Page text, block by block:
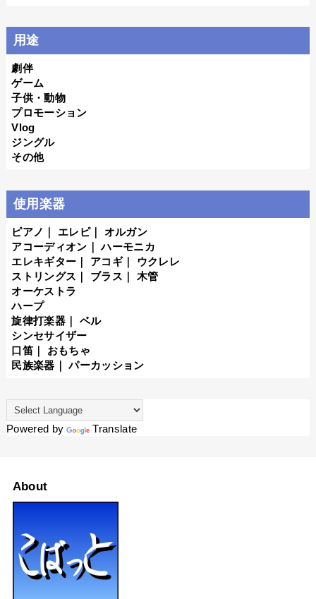
用途
劇伴
ゲーム
子供・動物
プロモーション
Vlog
ジングル
その他
使用楽器
ピアノ ｜ エレピ｜ オルガン
アコーディオン ｜ハーモニカ
エレキギター ｜ アコギ｜ ウクレレ
ストリングス ｜ ブラス ｜ 木管
オーケストラ
ハープ
旋律打楽器 ｜ ベル
シンセサイザー
口笛 ｜ おもちゃ
民族楽器 ｜パーカッション
Powered by Translate
About